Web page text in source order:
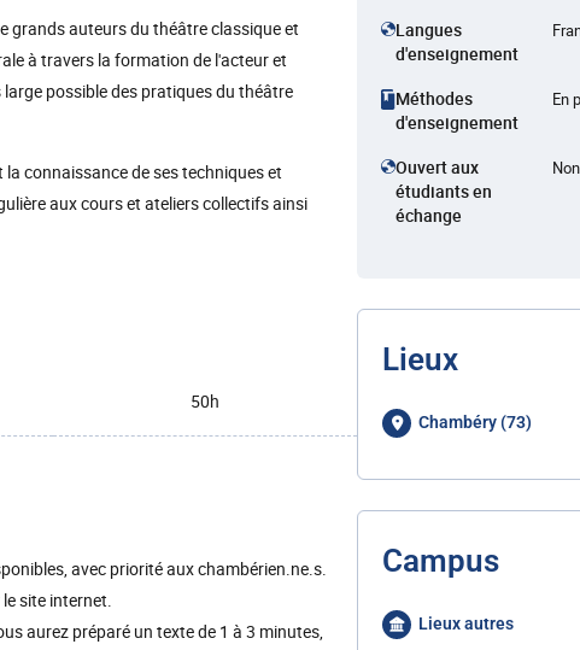
grands auteurs du théâtre classique et
à travers la formation de l'acteur et
possible des pratiques du théâtre
connaissance de ses techniques et
aux cours et ateliers collectifs ainsi
50h
avec priorité aux chambérien.ne.s.
site internet.
aurez préparé un texte de 1 à 3 minutes,
Langues
d'enseignement
Méthodes
d'enseignement
En
Ouvert aux
étudiants en
échange
Non
Lieux
Chambéry (73)
Campus
Lieux autres